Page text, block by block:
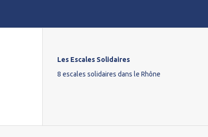
Les Escales Solidaires
8 escales solidaires dans le Rhône